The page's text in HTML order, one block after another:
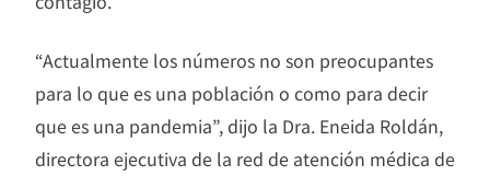
“Actualmente los números no son preocupantes
para lo que es una población o como para decir
que es una pandemia”, dijo la Dra. Eneida Roldán,
directora ejecutiva de la red de atención médica de